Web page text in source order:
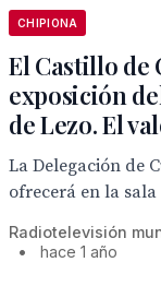
CHIPIONA
El Castillo de
exposición
de Lezo. El
La Delegación de
ofrecerá en la
Radiotelevisión
•
hace 1 año